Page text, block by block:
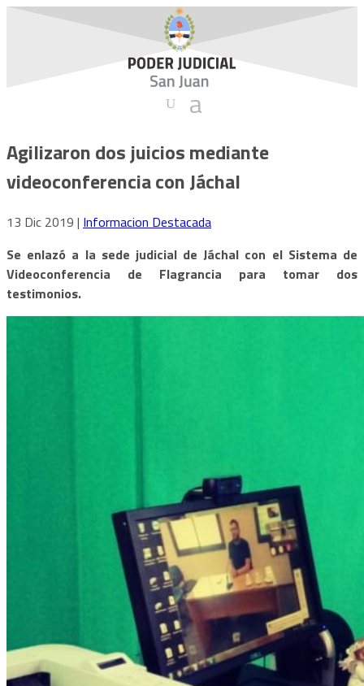
Agilizaron dos juicios mediante
videoconferencia con Jáchal
13 Dic 2019 | Informacion Destacada
Se enlazó a la sede judicial de Jáchal con el Sistema de
Videoconferencia de Flagrancia para tomar dos
testimonios.